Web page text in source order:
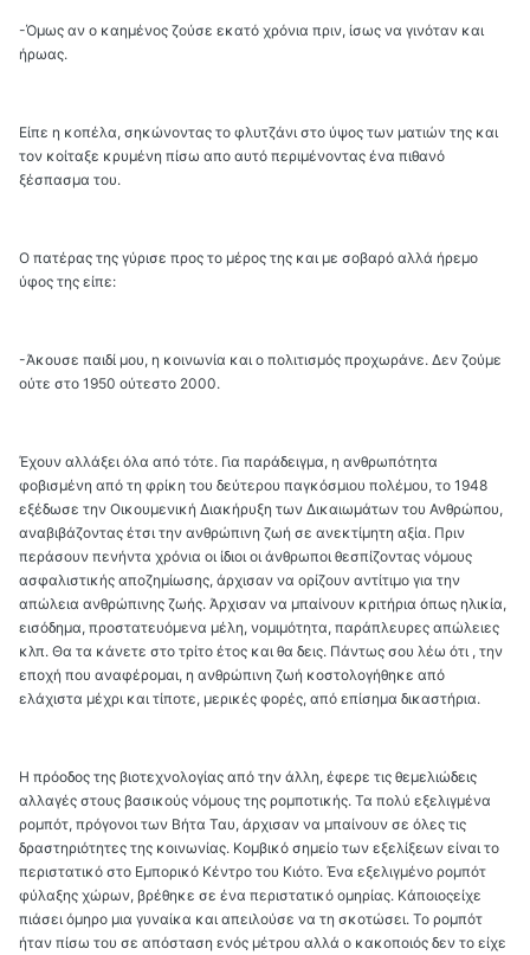
-Όμως αν ο καημένος ζούσε εκατό χρόνια πριν, ίσως να γινόταν και
ήρωας.
Είπε η κοπέλα, σηκώνοντας το φλυτζάνι στο ύψος των ματιών της και
τον κοίταξε κρυμένη πίσω απο αυτό περιμένοντας ένα πιθανό
ξέσπασμα του.
Ο πατέρας της γύρισε προς το μέρος της και με σοβαρό αλλά ήρεμο
ύφος της είπε:
-Άκουσε παιδί μου, η κοινωνία και ο πολιτισμός προχωράνε. Δεν ζούμε
ούτε στο 1950 ούτεστο 2000.
Έχουν αλλάξει όλα από τότε. Για παράδειγμα, η ανθρωπότητα
φοβισμένη από τη φρίκη του δεύτερου παγκόσμιου πολέμου, το 1948
εξέδωσε την Οικουμενική Διακήρυξη των Δικαιωμάτων του Ανθρώπου,
αναβιβάζοντας έτσι την ανθρώπινη ζωή σε ανεκτίμητη αξία. Πριν
περάσουν πενήντα χρόνια οι ίδιοι οι άνθρωποι θεσπίζοντας νόμους
ασφαλιστικής αποζημίωσης, άρχισαν να ορίζουν αντίτιμο για την
απώλεια ανθρώπινης ζωής. Άρχισαν να μπαίνουν κριτήρια όπως ηλικία,
εισόδημα, προστατευόμενα μέλη, νομιμότητα, παράπλευρες απώλειες
κλπ. Θα τα κάνετε στο τρίτο έτος και θα δεις. Πάντως σου λέω ότι , την
εποχή που αναφέρομαι, η ανθρώπινη ζωή κοστολογήθηκε από
ελάχιστα μέχρι και τίποτε, μερικές φορές, από επίσημα δικαστήρια.
Η πρόοδος της βιοτεχνολογίας από την άλλη, έφερε τις θεμελιώδεις
αλλαγές στους βασικούς νόμους της ρομποτικής. Τα πολύ εξελιγμένα
ρομπότ, πρόγονοι των Βήτα Ταυ, άρχισαν να μπαίνουν σε όλες τις
δραστηριότητες της κοινωνίας. Κομβικό σημείο των εξελίξεων είναι το
περιστατικό στο Εμπορικό Κέντρο του Κιότο. Ένα εξελιγμένο ρομπότ
φύλαξης χώρων, βρέθηκε σε ένα περιστατικό ομηρίας. Κάποιοςείχε
πιάσει όμηρο μια γυναίκα και απειλούσε να τη σκοτώσει. Το ρομπότ
ήταν πίσω του σε απόσταση ενός μέτρου αλλά ο κακοποιός δεν το είχε